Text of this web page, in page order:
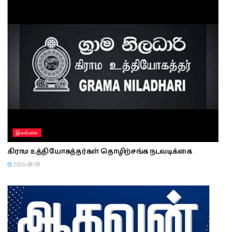
இலங்கை
கிராம உத்தியோகத்தர்கள் தொழிற்சங்க நடவடிக்கை
2026-08-09